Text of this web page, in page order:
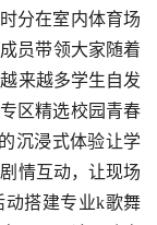
分在室内体育场
员带领大家随着
来越多学生自发
区精选校园青春
沉浸式体验让学
情互动，让现场
动搭建专业k歌舞